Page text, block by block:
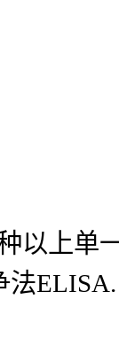
以上单
法ELISA.